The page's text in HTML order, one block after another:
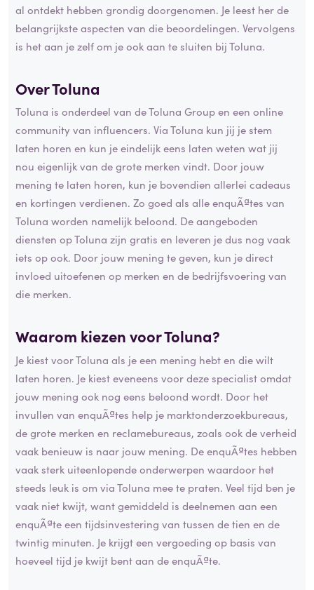
al ontdekt hebben grondig doorgenomen. Je leest her de
belangrijkste aspecten van die beoordelingen. Vervolgens
is het aan je zelf om je ook aan te sluiten bij Toluna.
Over Toluna
Toluna is onderdeel van de Toluna Group en een online
community van influencers. Via Toluna kun jij je stem
laten horen en kun je eindelijk eens laten weten wat jij
nou eigenlijk van de grote merken vindt. Door jouw
mening te laten horen, kun je bovendien allerlei cadeaus
en kortingen verdienen. Zo goed als alle enquÃªtes van
Toluna worden namelijk beloond. De aangeboden
diensten op Toluna zijn gratis en leveren je dus nog vaak
iets op ook. Door jouw mening te geven, kun je direct
invloed uitoefenen op merken en de bedrijfsvoering van
die merken.
Waarom kiezen voor Toluna?
Je kiest voor Toluna als je een mening hebt en die wilt
laten horen. Je kiest eveneens voor deze specialist omdat
jouw mening ook nog eens beloond wordt. Door het
invullen van enquÃªtes help je marktonderzoekbureaus,
de grote merken en reclamebureaus, zoals ook de verheid
vaak benieuw is naar jouw mening. De enquÃªtes hebben
vaak sterk uiteenlopende onderwerpen waardoor het
steeds leuk is om via Toluna mee te praten. Veel tijd ben je
vaak niet kwijt, want gemiddeld is deelnemen aan een
enquÃªte een tijdsinvestering van tussen de tien en de
twintig minuten. Je krijgt een vergoeding op basis van
hoeveel tijd je kwijt bent aan de enquÃªte.